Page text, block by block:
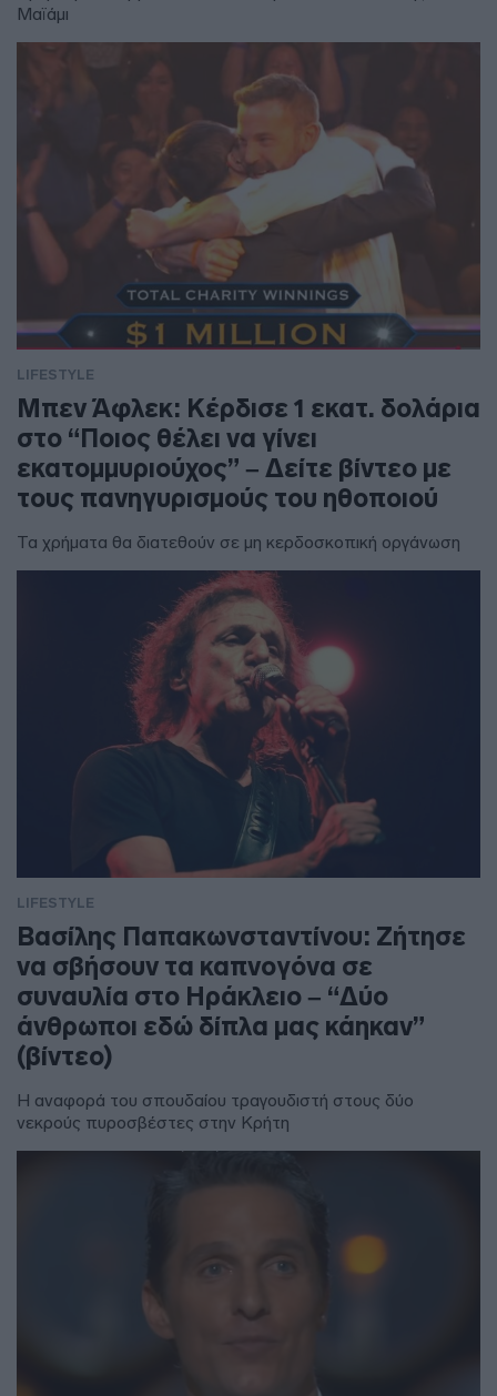
Μαϊάμι
LIFESTYLE
Μπεν Άφλεκ: Κέρδισε 1 εκατ. δολάρια
στο “Ποιος θέλει να γίνει
εκατομμυριούχος” – Δείτε βίντεο με
τους πανηγυρισμούς του ηθοποιού
Τα χρήματα θα διατεθούν σε μη κερδοσκοπική οργάνωση
LIFESTYLE
Βασίλης Παπακωνσταντίνου: Ζήτησε
να σβήσουν τα καπνογόνα σε
συναυλία στο Ηράκλειο – “Δύο
άνθρωποι εδώ δίπλα μας κάηκαν”
(βίντεο)
Η αναφορά του σπουδαίου τραγουδιστή στους δύο
νεκρούς πυροσβέστες στην Κρήτη